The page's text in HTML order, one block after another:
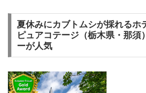
夏休みにカブトムシが採れる
ピュアコテージ（栃木県・那須
ーが人気